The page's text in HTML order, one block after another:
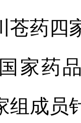
苍药四
家药
组成